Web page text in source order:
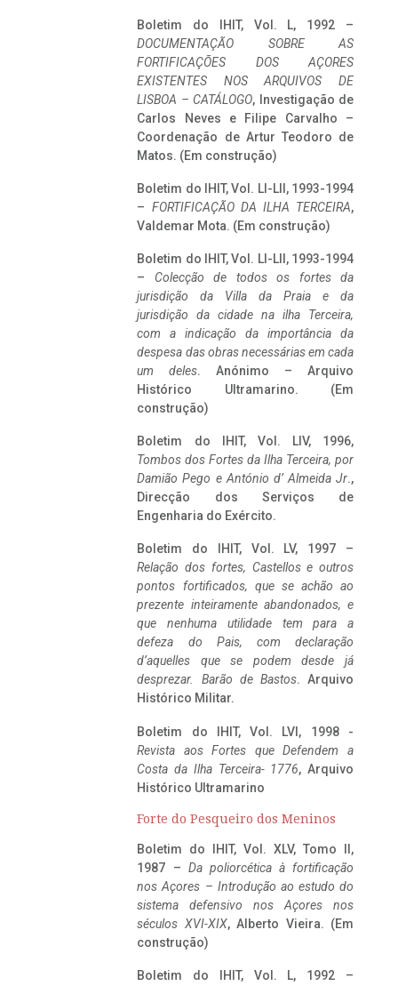
Boletim do IHIT, Vol. L, 1992 –
DOCUMENTAÇÃO SOBRE AS
FORTIFICAÇÕES DOS AÇORES
EXISTENTES NOS ARQUIVOS DE
LISBOA – CATÁLOGO, Investigação de
Carlos Neves e Filipe Carvalho –
Coordenação de Artur Teodoro de
Matos. (Em construção)
Boletim do IHIT, Vol. LI-LII, 1993-1994
– FORTIFICAÇÃO DA ILHA TERCEIRA,
Valdemar Mota. (Em construção)
Boletim do IHIT, Vol. LI-LII, 1993-1994
– Colecção de todos os fortes da
jurisdição da Villa da Praia e da
jurisdição da cidade na ilha Terceira,
com a indicação da importância da
despesa das obras necessárias em cada
um deles. Anónimo – Arquivo
Histórico Ultramarino. (Em
construção)
Boletim do IHIT, Vol. LIV, 1996,
Tombos dos Fortes da Ilha Terceira, por
Damião Pego e António d’ Almeida Jr.,
Direcção dos Serviços de
Engenharia do Exército.
Boletim do IHIT, Vol. LV, 1997 –
Relação dos fortes, Castellos e outros
pontos fortificados, que se achão ao
prezente inteiramente abandonados, e
que nenhuma utilidade tem para a
defeza do Pais, com declaração
d’aquelles que se podem desde já
desprezar. Barão de Bastos. Arquivo
Histórico Militar.
Boletim do IHIT, Vol. LVI, 1998 -
Revista aos Fortes que Defendem a
Costa da Ilha Terceira- 1776, Arquivo
Histórico Ultramarino
Forte do Pesqueiro dos Meninos
Boletim do IHIT, Vol. XLV, Tomo II,
1987 – Da poliorcética à fortificação
nos Açores – Introdução ao estudo do
sistema defensivo nos Açores nos
séculos XVI-XIX, Alberto Vieira. (Em
construção)
Boletim do IHIT, Vol. L, 1992 –